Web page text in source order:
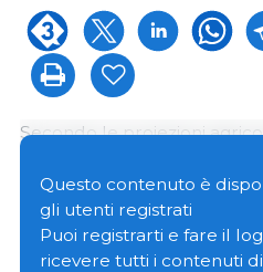
Secondo le proiezioni
praticamente stabili
ridurranno ilrapporto suino/
(prezzo del suino / prezzo
iniziale dei parti si invertirà
Questo contenuto è
gli utenti registrati
Puoi registrarti e fare il
ricevere tutti i contenuti